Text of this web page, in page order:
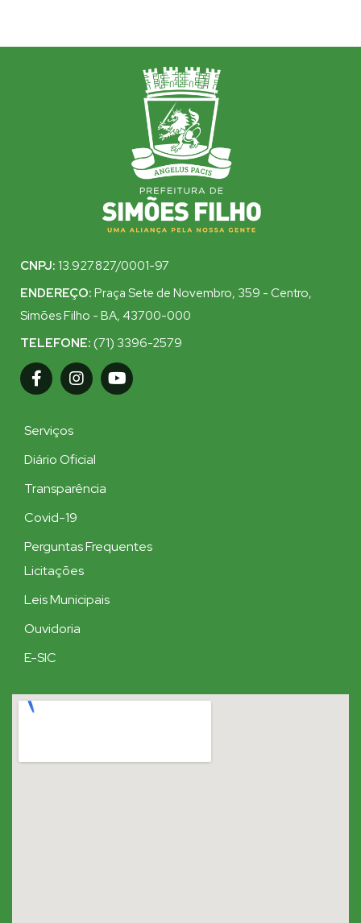
CNPJ: 13.927.827/0001-97
ENDEREÇO: Praça Sete de Novembro, 359 - Centro,
Simões Filho - BA, 43700-000
TELEFONE: (71) 3396-2579
Serviços
Diário Oficial
Transparência
Covid-19
Perguntas Frequentes
Licitações
Leis Municipais
Ouvidoria
E-SIC